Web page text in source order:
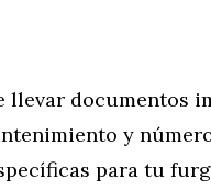
llevar documentos
y
para tu